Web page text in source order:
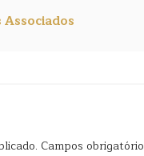
Campos